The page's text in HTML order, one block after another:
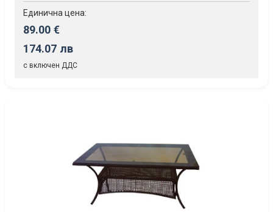
Единична цена:
89.00 €
174.07 лв
с включен ДДС